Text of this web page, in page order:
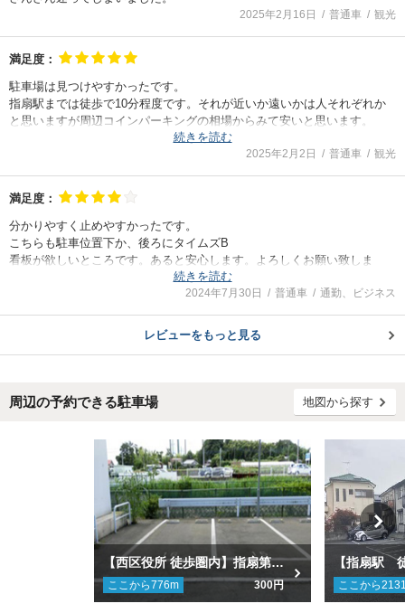
2025年2月16日 普通車 観光
満足度：
駐車場は見つけやすかったです。
指扇駅までは徒歩で10分程度です。それが近いか遠いかは人それぞれか
と思いますが周辺コインパーキングの相場からみて安いと思います。
駐車スペースは広く夜間もライトが付いてるので出入りしやすいです。
続きを読む
2025年2月2日 普通車 観光
満足度：
分かりやすく止めやすかったです。
こちらも駐車位置下か、後ろにタイムズB
看板が欲しいところです。あると安心します。よろしくお願い致しま
続きを読む
2024年7月30日 普通車 通勤、ビジネス
レビューをもっと見る
周辺の予約できる駐車場 地図から探す
【西区役所 徒歩圏内】指扇第一駐車場
ここから776m 300円 ここから